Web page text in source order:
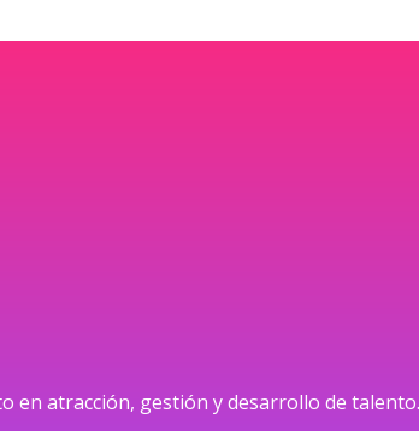
en atracción, gestión y desarrollo de talento.